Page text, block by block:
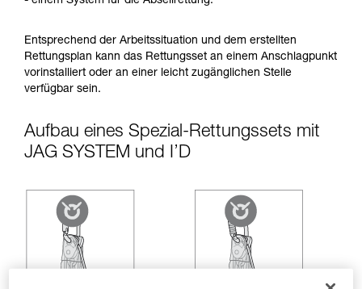
Informationen richtig verstanden haben.
entsprechende Ausbildung und ein spezielles
Training voraus. Prüfen Sie zusammen mit
einem Profi, ob Sie in der Lage sind, den
Vorgang alleine sicher zu wiederholen, bevor
verbundenen Techniken. Möglicherweise gibt es
noch andere Techniken, die hier nicht
Entsprechend der Arbeitssituation und dem erstellten
Rettungsplan kann das Rettungsset an einem Anschlagpunkt
vorinstalliert oder an einer leicht zugänglichen Stelle
verfügbar sein.
Aufbau eines Spezial-Rettungssets mit
JAG SYSTEM und I’D